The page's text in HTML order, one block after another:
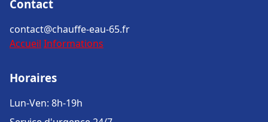
Contact
contact@chauffe-eau-65.fr
Accueil Informations
Horaires
Lun-Ven: 8h-19h